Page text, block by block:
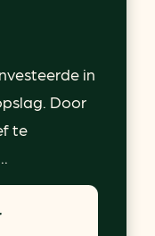
in
Door
te